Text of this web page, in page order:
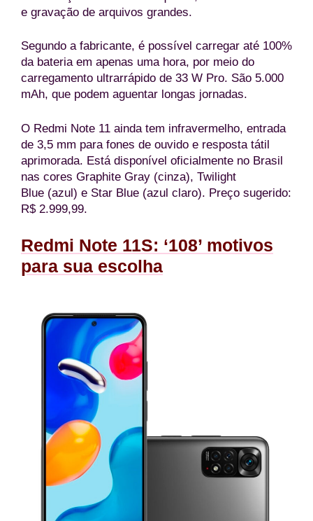
e gravação de arquivos grandes.
Segundo a fabricante, é possível carregar até 100%
da bateria em apenas uma hora, por meio do
carregamento ultrarrápido de 33 W Pro. São 5.000
mAh, que podem aguentar longas jornadas.
O Redmi Note 11 ainda tem infravermelho, entrada
de 3,5 mm para fones de ouvido e resposta tátil
aprimorada. Está disponível oficialmente no Brasil
nas cores Graphite Gray (cinza), Twilight
Blue (azul) e Star Blue (azul claro). Preço sugerido:
R$ 2.999,99.
Redmi Note 11S: ‘108’ motivos
para sua escolha